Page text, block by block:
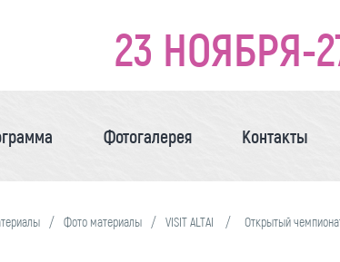
23 НОЯБРЯ-
Фотогалерея Контакты
Фото материалы VISIT ALTAI Открытый